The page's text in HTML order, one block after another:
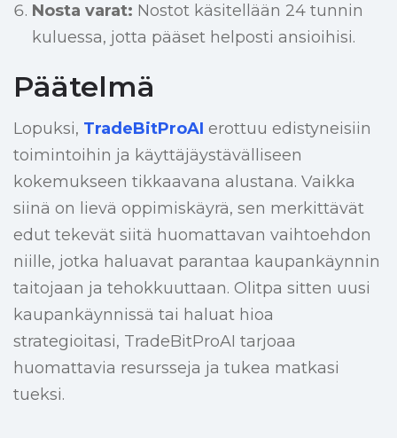
Nosta varat: Nostot käsitellään 24 tunnin
kuluessa, jotta pääset helposti ansioihisi.
Päätelmä
Lopuksi, TradeBitProAI erottuu edistyneisiin
toimintoihin ja käyttäjäystävälliseen
kokemukseen tikkaavana alustana. Vaikka
siinä on lievä oppimiskäyrä, sen merkittävät
edut tekevät siitä huomattavan vaihtoehdon
niille, jotka haluavat parantaa kaupankäynnin
taitojaan ja tehokkuuttaan. Olitpa sitten uusi
kaupankäynnissä tai haluat hioa
strategioitasi, TradeBitProAI tarjoaa
huomattavia resursseja ja tukea matkasi
tueksi.